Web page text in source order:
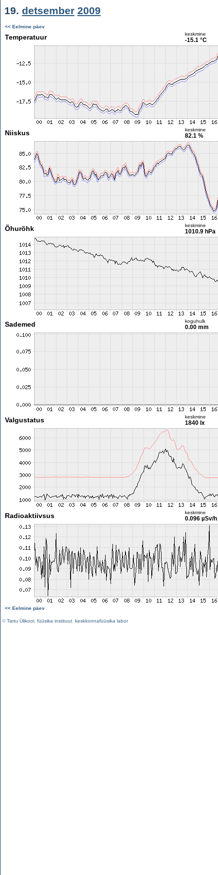
19. detsember 2009
<< Eelmine päev
Temperatuur keskmine
-15.1 °C
Niiskus keskmine
82.1 %
Õhurõhk keskmine
1010.9 hPa
Sademed koguhulk
0.00 mm
Valgustatus keskmine
1840 lx
Radioaktiivsus keskmine
0.096 µSv/h
<< Eelmine päev
©Tartu Ülikool füüsika instituut keskkonnafüüsika labor